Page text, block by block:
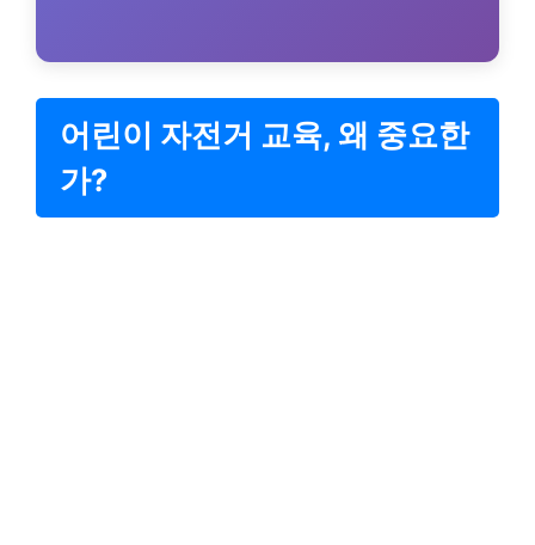
어린이 자전거 교육, 왜 중요한
가?